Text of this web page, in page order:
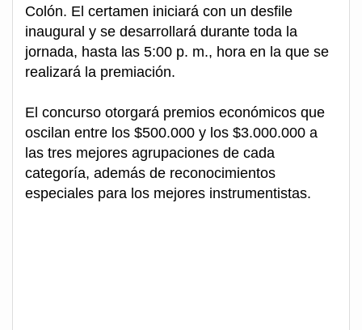
Colón. El certamen iniciará con un desfile
inaugural y se desarrollará durante toda la
jornada, hasta las 5:00 p. m., hora en la que se
realizará la premiación.
El concurso otorgará premios económicos que
oscilan entre los $500.000 y los $3.000.000 a
las tres mejores agrupaciones de cada
categoría, además de reconocimientos
especiales para los mejores instrumentistas.